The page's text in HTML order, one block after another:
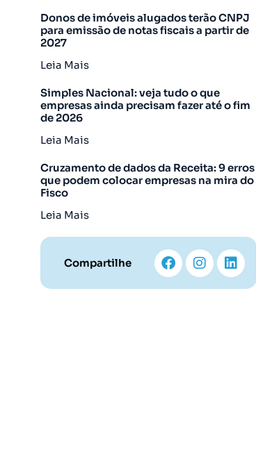
Donos de imóveis alugados terão CNPJ
para emissão de notas fiscais a partir de
2027
Leia Mais
Simples Nacional: veja tudo o que
empresas ainda precisam fazer até o fim
de 2026
Leia Mais
Cruzamento de dados da Receita: 9 erros
que podem colocar empresas na mira do
Fisco
Leia Mais
Compartilhe